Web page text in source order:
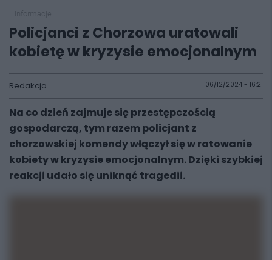
Policjanci z Chorzowa uratowali
kobietę w kryzysie emocjonalnym
Redakcja 06/12/2024 - 16:21
Na co dzień zajmuje się przestępczością
gospodarczą, tym razem policjant z
chorzowskiej komendy włączył się w ratowanie
kobiety w kryzysie emocjonalnym. Dzięki szybkiej
reakcji udało się uniknąć tragedii.